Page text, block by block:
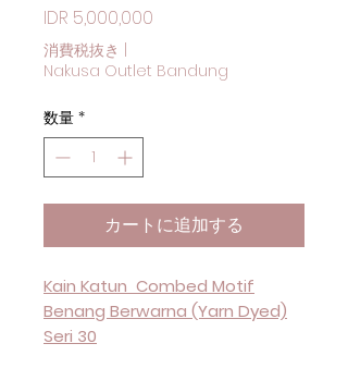
IDR 5,000,000
消費税抜き
Nakusa Outlet Bandung
数量 *
カートに追加する
Kain Katun Combed Motif
Benang Berwarna (Yarn Dyed)
Seri 30